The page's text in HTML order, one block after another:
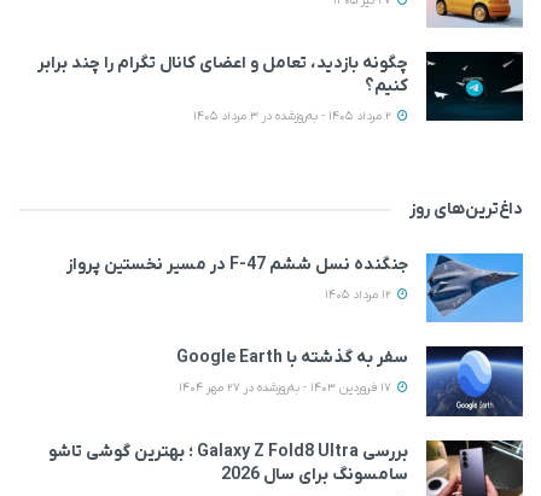
چگونه بازدید، تعامل و اعضای کانال تگرام را چند برابر
کنیم؟
داغ‌ترین‌های روز
جنگنده نسل ششم F-47 در مسیر نخستین پرواز
سفر به گذشته با Google Earth
بررسی Galaxy Z Fold8 Ultra ؛ بهترین گوشی تاشو
سامسونگ برای سال 2026